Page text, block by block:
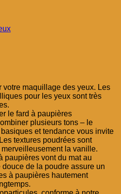
د.م. 19,00.
votre maquillage des yeux. Les
pour les yeux sont très
le fard à paupières
plusieurs tons – le
et tendance vous invite
textures poudrées sont
la vanille.
paupières vont du mat au
de la poudre assure un
à paupières hautement